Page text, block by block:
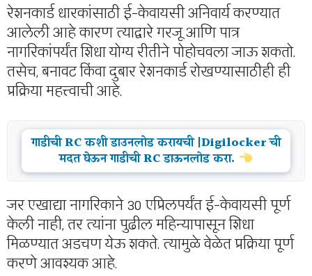
रेशनकार्ड धारकांसाठी ई-केवायसी अनिवार्य करण्यात
आलेली आहे कारण त्याद्वारे गरजू आणि पात्र
नागरिकांपर्यंत शिधा योग्य रीतीने पोहोचवला जाऊ शकतो.
तसेच, बनावट किंवा दुबार रेशनकार्ड रोखण्यासाठीही ही
प्रक्रिया महत्त्वाची आहे.
गाडीची RC कशी डाउनलोड करायची |Digilocker ची
मदत घेऊन गाडीची RC डाऊनलोड करा.
जर एखाद्या नागरिकाने 30 एप्रिलपर्यंत ई-केवायसी पूर्ण
केली नाही, तर त्यांना पुढील महिन्यापासून शिधा
मिळण्यात अडचण येऊ शकते. त्यामुळे वेळेत प्रक्रिया पूर्ण
करणे आवश्यक आहे.